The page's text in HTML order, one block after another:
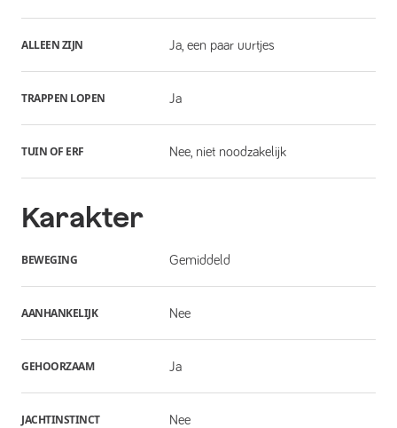
ALLEEN ZIJN Ja, een paar uurtjes
TRAPPEN LOPEN Ja
TUIN OF ERF Nee, niet noodzakelijk
Karakter
BEWEGING Gemiddeld
AANHANKELIJK Nee
GEHOORZAAM Ja
JACHTINSTINCT Nee